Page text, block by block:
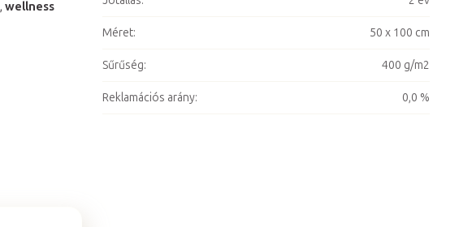
, wellness
Méret: 50 x 100 cm
Sűrűség: 400 g/m2
Reklamációs arány: 0,0 %